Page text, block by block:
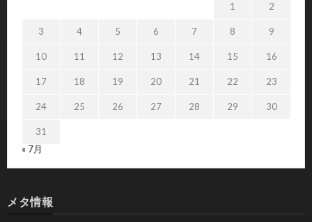
1 2
3 4 5 6 7 8 9
10 11 12 13 14 15 16
17 18 19 20 21 22 23
24 25 26 27 28 29 30
31
« 7月
メタ情報